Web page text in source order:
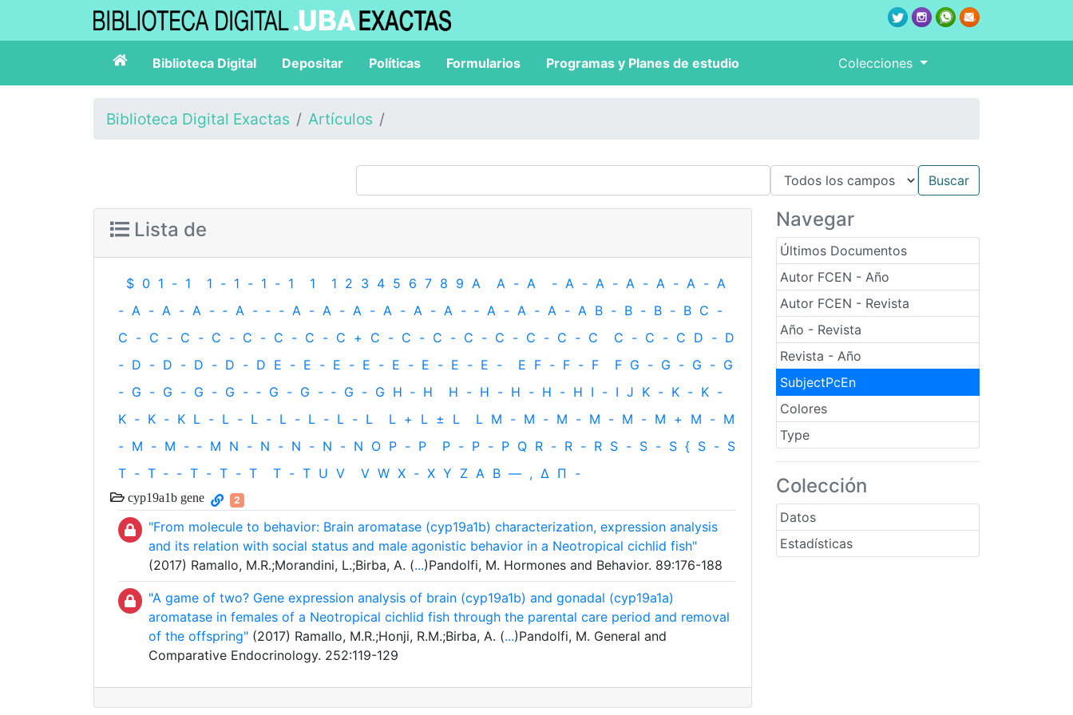
Biblioteca Digital Depositar Políticas Formularios Programas y Planes de estudio Colecciones
Biblioteca Digital Exactas Artículos
Navegar
Últimos Documentos
Autor FCEN - Año
Autor FCEN - Revista
Año - Revista
Revista - Año
SubjectPcEn
Colores
Type
Colección
Datos
Estadísticas
Lista de
$ 0 1 - 1 1 - 1 - 1 - 1 1 1 2 3 4 5 6 7 8 9 A A - A - A - A - A - A - A - A
- A - A - A - ‐ A - ‐ - A - A - A - A - A - A - ‐ A - A - A - A B - B - B - B C -
C - C - C - C - C - C - C - C + C - C - C - C - C - C - C - C C - C - C D - D
- D - D - D - D - D E - E - E - E - E - E - E - E - E F - F - F F G - G - G - G
- G - G - G - G - ‐ G - G - ‐ G - G H ‐ H H - H - H - H - H I - I J K - K - K -
K - K - K L - L - L - L - L - L - L L + L ± L L M - M - M - M - M - M + M - M
- M - M - ‐ M N - N - N - N - N O P - P P - P - P Q R - R - R S - S - S { S - S
T - T ‐ - T - T - T T - T U V V W X - X Y Z Α Β — , Δ Π -
cyp19a1b gene 2
"From molecule to behavior: Brain aromatase (cyp19a1b) characterization, expression analysis
and its relation with social status and male agonistic behavior in a Neotropical cichlid fish"
(2017) Ramallo, M.R.;Morandini, L.;Birba, A. (...)Pandolfi, M. Hormones and Behavior. 89:176-188
"A game of two? Gene expression analysis of brain (cyp19a1b) and gonadal (cyp19a1a)
aromatase in females of a Neotropical cichlid fish through the parental care period and removal
of the offspring" (2017) Ramallo, M.R.;Honji, R.M.;Birba, A. (...)Pandolfi, M. General and
Comparative Endocrinology. 252:119-129